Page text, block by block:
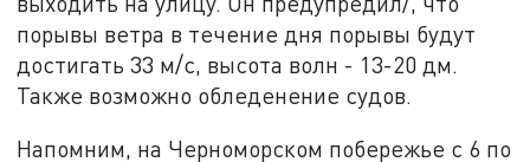
порывы ветра в течение дня порывы будут
достигать 33 м/с, высота волн - 13-20 дм.
Также возможно обледенение судов.
Напомним, на Черноморском побережье с 6 по